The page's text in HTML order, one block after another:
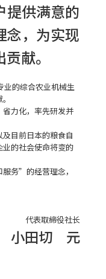
提供满意的
， 为实现
献。
业的综合农业机械生
力化，率先研发并
目前日本的粮食自
的社会使命将变的
务”的经营理念，
代表取締役社长
小田切 元